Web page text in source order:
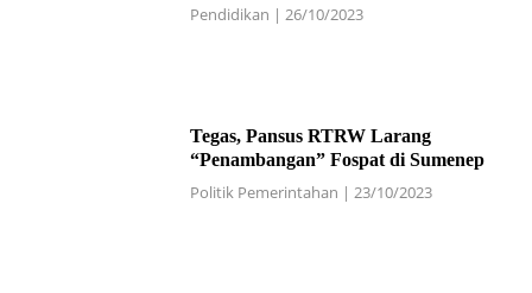
Pendidikan | 26/10/2023
Tegas, Pansus RTRW Larang
“Penambangan” Fospat di Sumenep
Politik Pemerintahan | 23/10/2023